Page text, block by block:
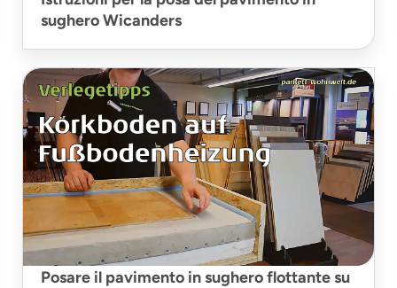
sughero Wicanders
Posare il pavimento in sughero flottante su